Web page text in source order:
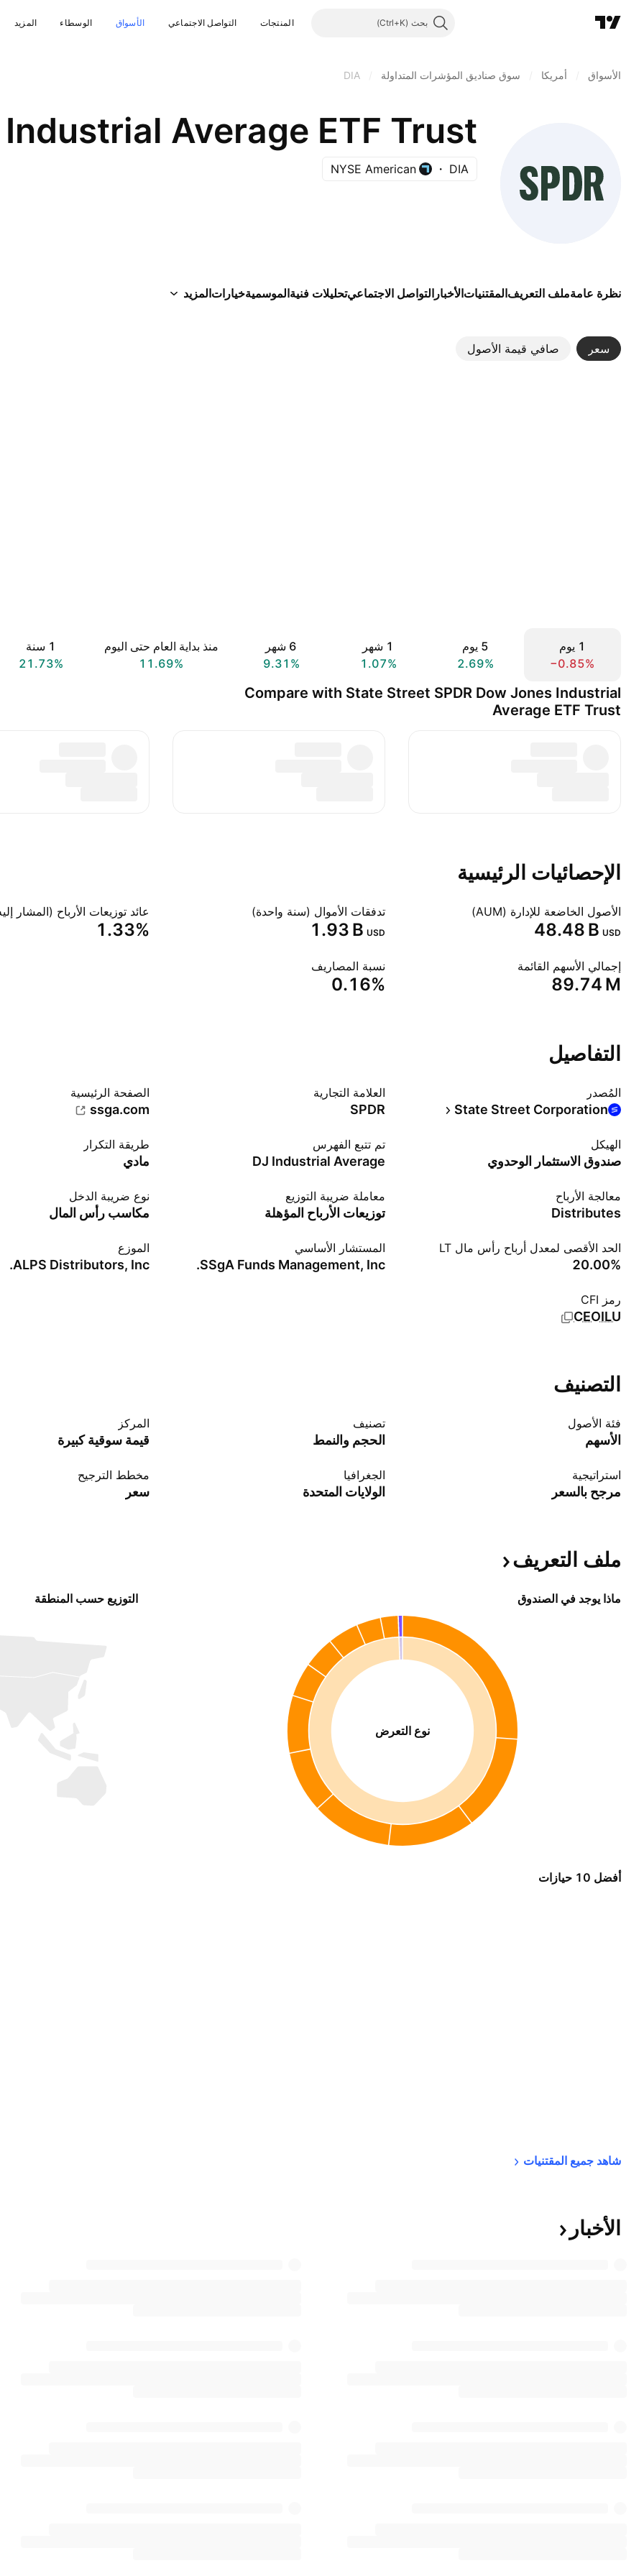
بحث المنتجات التواصل الاجتماعي الأسواق الوسطاء المزيد
الأسواق أمريكا سوق صناديق المؤشرات المتداولة DIA
DIA
NYSE American
نظرة عامةملف التعريفالمقتنياتالأخبار التواصل الاجتماعيتحليلات فنيةالموسميةخياراتالمزيد
سعر صافي قيمة الأصول
‎‎1‎ يوم
−0.85%
‎‎5‎ يوم
2.69%
‎1‎ شهر
1.07%
‎6‎ شهر
9.31%
منذ بداية العام حتى اليوم
11.69%
‎1‎ سنة
21.73%
Compare with State Street SPDR Dow Jones Industrial
Average ETF Trust
الإحصائيات الرئيسية
الأصول الخاضعة للإدارة (AUM)
‪48.48 B‬ USD
تدفقات الأموال (سنة واحدة)
‪1.93 B‬ USD
عائد توزيعات الأرباح (المشار
1.33%
إجمالي الأسهم القائمة
‪89.74 M‬
نسبة المصاريف
0.16%
التفاصيل
المُصدر
State Street Corporation
العلامة التجارية
SPDR
الصفحة الرئيسية
ssga.com
الهيكل
صندوق الاستثمار الوحدوي
تم تتبع الفهرس
DJ Industrial Average
طريقة التكرار
مادي
معالجة الأرباح
Distributes
معاملة ضريبة التوزيع
توزيعات الأرباح المؤهلة
نوع ضريبة الدخل
مكاسب رأس المال
الحد الأقصى لمعدل أرباح رأس مال LT
‪20.00%‬
المستشار الأساسي
SSgA Funds Management, Inc.
الموزع
ALPS Distributors, Inc.
رمز CFI
CEOILU
التصنيف
فئة الأصول
الأسهم
تصنيف
الحجم والنمط
المركز
قيمة سوقية كبيرة
استراتيجية
مرجح بالسعر
الجغرافيا
الولايات المتحدة
مخطط الترجيح
سعر
ملف التعريف
ماذا يوجد في الصندوق
نوع التعرض
التوزيع حسب المنطقة
أفضل 10 حيازات
شاهد جميع المقتنيات
الأخبار